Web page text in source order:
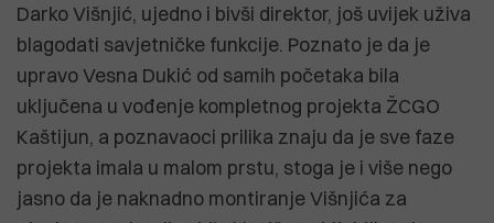
Darko Višnjić, ujedno i bivši direktor, još uvijek uživa
blagodati savjetničke funkcije. Poznato je da je
upravo Vesna Dukić od samih početaka bila
uključena u vođenje kompletnog projekta ŽCGO
Kaštijun, a poznavaoci prilika znaju da je sve faze
projekta imala u malom prstu, stoga je i više nego
jasno da je naknadno montiranje Višnjića za